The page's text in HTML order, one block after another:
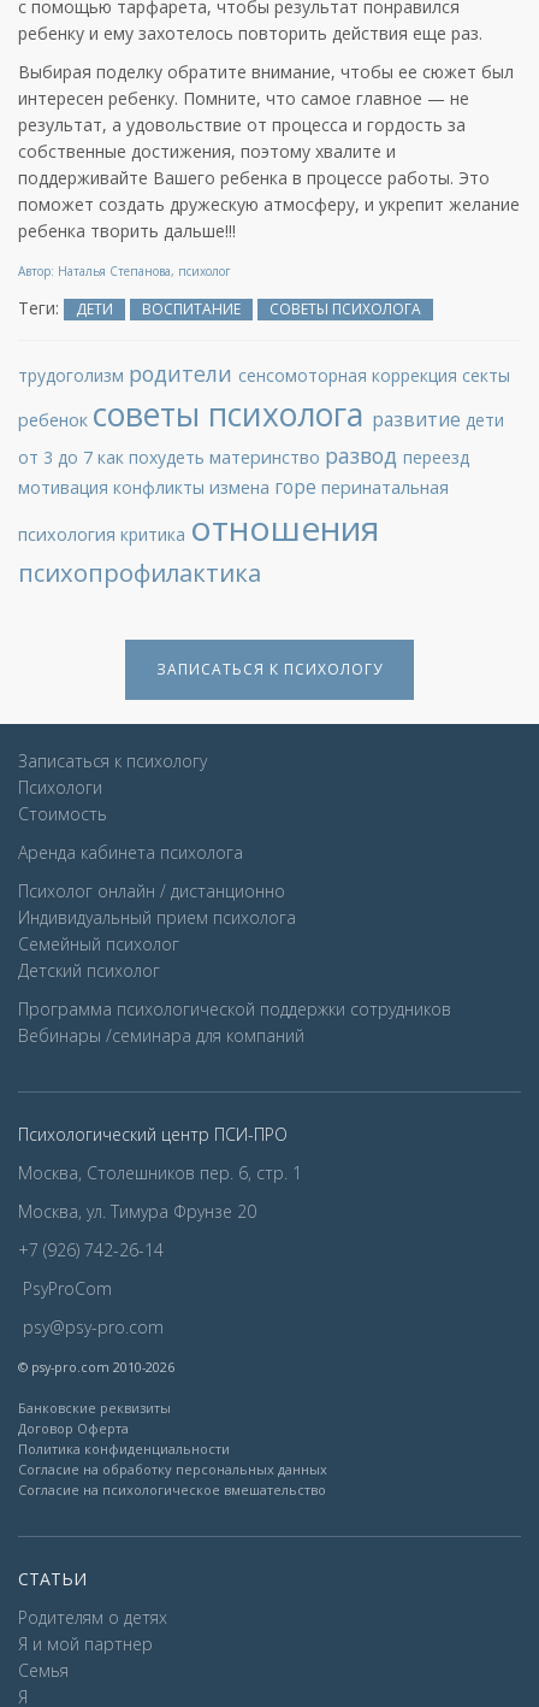
с помощью тарфарета, чтобы результат понравился
ребенку и ему захотелось повторить действия еще раз.
Выбирая поделку обратите внимание, чтобы ее сюжет был
интересен ребенку. Помните, что самое главное — не
результат, а удовольствие от процесса и гордость за
собственные достижения, поэтому хвалите и
поддерживайте Вашего ребенка в процессе работы. Это
поможет создать дружескую атмосферу, и укрепит желание
ребенка творить дальше!!!
Автор: Наталья Степанова, психолог
Теги: ДЕТИ ВОСПИТАНИЕ СОВЕТЫ ПСИХОЛОГА
трудоголизм родители сенсомоторная коррекция секты
ребенок советы психолога развитие дети
от 3 до 7 как похудеть материнство развод переезд
мотивация конфликты измена горе перинатальная
психология критика отношения
психопрофилактика
ЗАПИСАТЬСЯ К ПСИХОЛОГУ
Записаться к психологу
Психологи
Стоимость
Аренда кабинета психолога
Психолог онлайн / дистанционно
Индивидуальный прием психолога
Семейный психолог
Детcкий психолог
Программа психологической поддержки сотрудников
Вебинары /семинара для компаний
Психологический центр ПСИ-ПРО
Москва, Столешников пер. 6, стр. 1
Москва, ул. Тимура Фрунзе 20
+7 (926) 742-26-14
PsyProCom
psy@psy-pro.com
© psy-pro.com 2010-2026
Банковские реквизиты
Договор Оферта
Политика конфиденциальности
Согласие на обработку персональных данных
Согласие на психологическое вмешательство
СТАТЬИ
Родителям о детях
Я и мой партнер
Семья
Я